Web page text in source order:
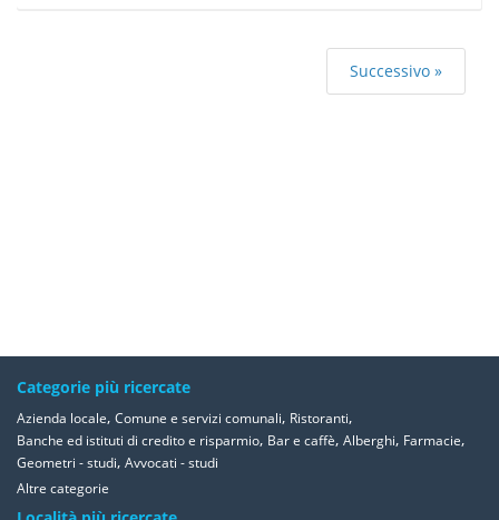
Successivo »
Categorie più ricercate
Azienda locale, Comune e servizi comunali, Ristoranti,
Banche ed istituti di credito e risparmio, Bar e caffè, Alberghi, Farmacie,
Geometri - studi, Avvocati - studi
Altre categorie